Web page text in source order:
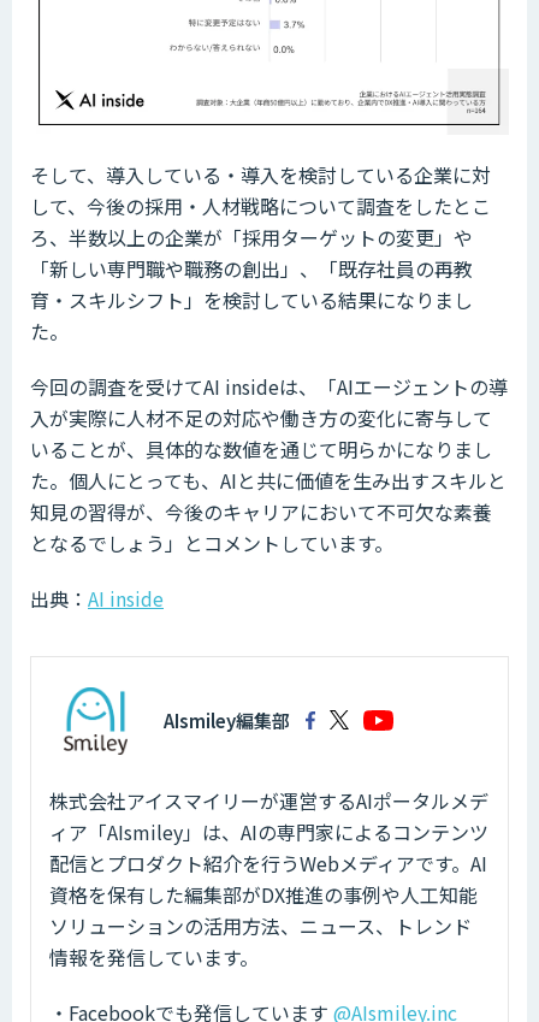
そして、導入している・導入を検討している企業に対
して、今後の採用・人材戦略について調査をしたとこ
ろ、半数以上の企業が「採用ターゲットの変更」や
「新しい専門職や職務の創出」、「既存社員の再教
育・スキルシフト」を検討している結果になりまし
た。
今回の調査を受けてAI insideは、「AIエージェントの導
入が実際に人材不足の対応や働き方の変化に寄与して
いることが、具体的な数値を通じて明らかになりまし
た。個人にとっても、AIと共に価値を生み出すスキルと
知見の習得が、今後のキャリアにおいて不可欠な素養
となるでしょう」とコメントしています。
出典： AI inside
AIsmiley編集部
株式会社アイスマイリーが運営するAIポータルメデ
ィア「AIsmiley」は、AIの専門家によるコンテンツ
配信とプロダクト紹介を行うWebメディアです。AI
資格を保有した編集部がDX推進の事例や人工知能
ソリューションの活用方法、ニュース、トレンド
情報を発信しています。
・Facebookでも発信しています @AIsmiley.inc